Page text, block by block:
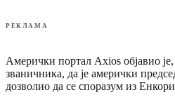
РЕКЛАМА
Амерички портал Axios објавио је,
званичника, да је амерички
дозволио да се споразум из